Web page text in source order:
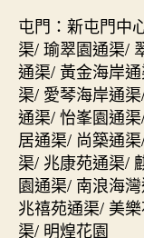
屯門：新屯門中
渠/ 瑜翠園通渠/
通渠/ 黃金海岸
渠/ 愛琴海岸通
通渠/ 怡峯園通
居通渠/ 尚築通
渠/ 兆康苑通渠/
園通渠/ 南浪海
兆禧苑通渠/ 美
渠/ 明煌花園